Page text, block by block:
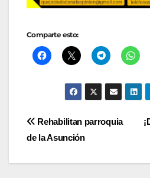
Comparte esto:
Navegación
Rehabilitan parroquia
de la Asunción